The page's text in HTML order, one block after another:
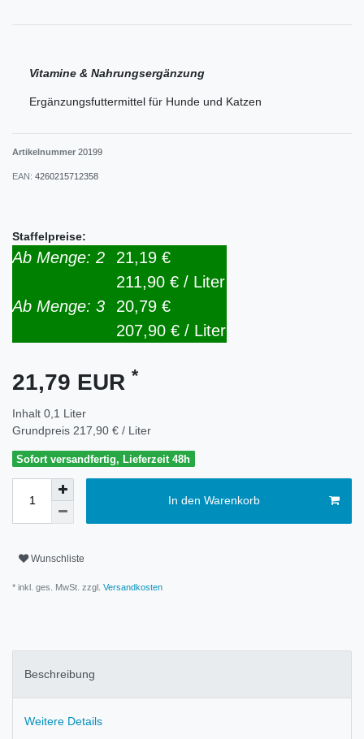
Vitamine & Nahrungsergänzung
Ergänzungsfuttermittel für Hunde und Katzen
Artikelnummer 20199
EAN: 4260215712358
Staffelpreise:
Ab Menge: 2
21,19 €
211,90 € / Liter
Ab Menge: 3
20,79 €
207,90 € / Liter
21,79 EUR *
Inhalt 0,1 Liter
Grundpreis 217,90 € / Liter
Sofort versandfertig, Lieferzeit 48h
In den Warenkorb
Wunschliste
* inkl. ges. MwSt. zzgl. Versandkosten
Beschreibung
Weitere Details